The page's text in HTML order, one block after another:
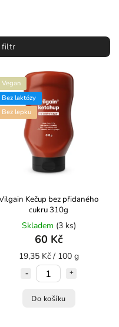
filtr
Vegan
Bez laktózy
Bez lepku
Kečup bez přidaného
cukru 310g
Skladem (3 ks)
60 Kč
19,35 Kč / 100 g
Do košíku